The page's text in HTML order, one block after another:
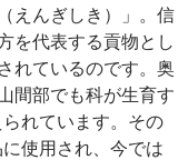
えんぎしき）」。信
を代表する貢物とし
れているのです。奥
間部でも科が生育す
れています。その
使用され、今では